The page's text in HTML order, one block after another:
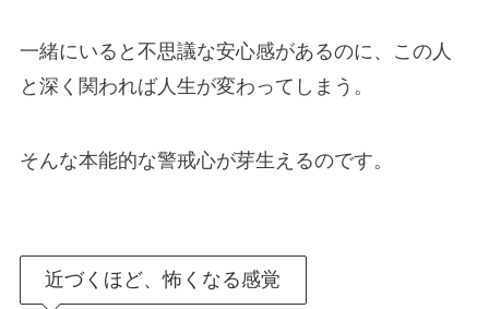
一緒にいると不思議な安心感があるのに、この人
と深く関われば人生が変わってしまう。
そんな本能的な警戒心が芽生えるのです。
近づくほど、怖くなる感覚